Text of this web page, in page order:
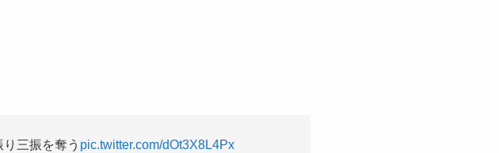
三振を奪う pic.twitter.com/dOt3X8L4Px